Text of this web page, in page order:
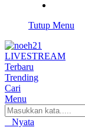
Tutup Menu
LIVESTREAM
Terbaru
Trending
Cari
Menu
Nyata